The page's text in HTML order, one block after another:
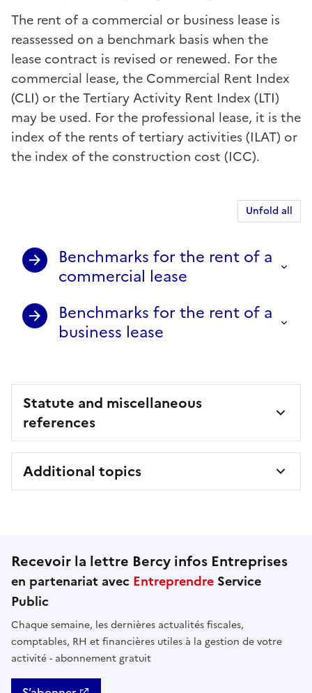
The rent of a commercial or business lease is
reassessed on a benchmark basis when the
lease contract is revised or renewed. For the
commercial lease, the Commercial Rent Index
(CLI) or the Tertiary Activity Rent Index (LTI)
may be used. For the professional lease, it is the
index of the rents of tertiary activities (ILAT) or
the index of the construction cost (ICC).
Unfold all
Benchmarks for the rent of a
commercial lease
Benchmarks for the rent of a
business lease
Statute and miscellaneous
references
Additional topics
Recevoir la lettre Bercy infos Entreprises
en partenariat avec Entreprendre Service
Public
Chaque semaine, les dernières actualités fiscales,
comptables, RH et financières utiles à la gestion de votre
activité - abonnement gratuit